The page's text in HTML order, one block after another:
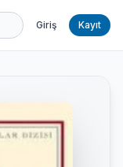
Giriş Kayıt